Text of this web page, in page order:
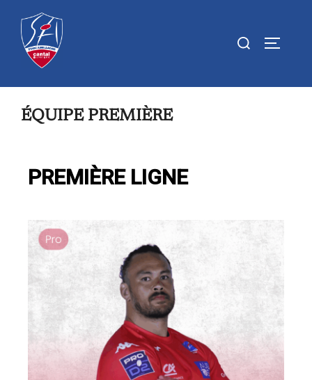
ÉQUIPE PREMIÈRE
PREMIÈRE LIGNE